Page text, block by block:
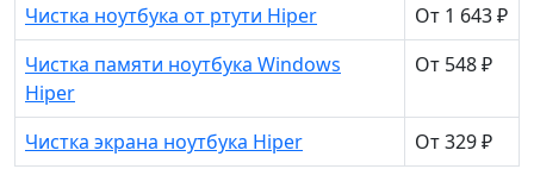
Чистка ноутбука от ртути Hiper
От 1 643 ₽
Чистка памяти ноутбука Windows
Hiper
От 548 ₽
Чистка экрана ноутбука Hiper От 329 ₽